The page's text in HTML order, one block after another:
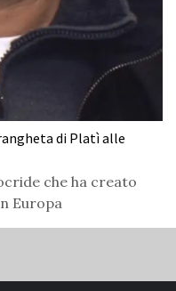
di Platì alle
che ha creato
Europa